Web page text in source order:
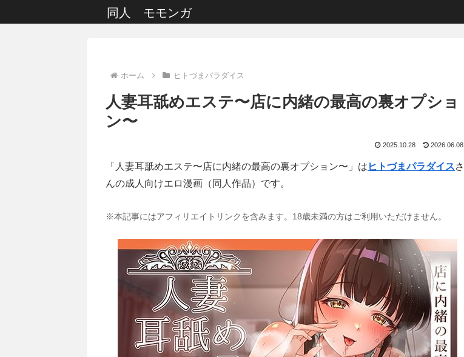
同人 モモンガ
ホーム ヒトづまパラダイス
人妻耳舐めエステ〜店に内緒の最高の裏オプショ
ン〜
2025.10.28 2026.06.08
「人妻耳舐めエステ〜店に内緒の最高の裏オプション〜」は ヒトづまパラダイスさ
んの成人向けエロ漫画（同人作品）です。
※本記事にはアフィリエイトリンクを含みます。18歳未満の方はご利用いただけません。